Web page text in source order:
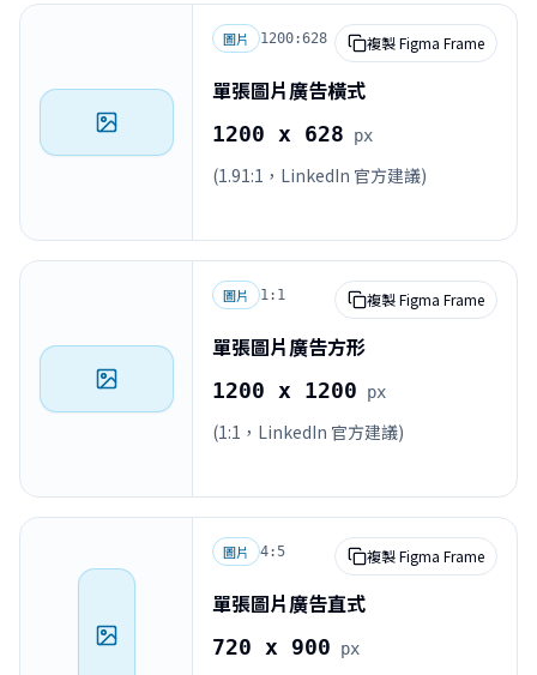
圖片 1200:628 複製 Figma Frame
單張圖片廣告橫式
1200 x 628 px
(1.91:1，LinkedIn 官方建議)
圖片 1:1 複製 Figma Frame
單張圖片廣告方形
1200 x 1200 px
(1:1，LinkedIn 官方建議)
圖片 4:5 複製 Figma Frame
單張圖片廣告直式
720 x 900 px